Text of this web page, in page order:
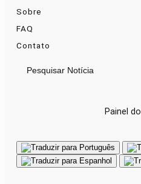
Sobre
FAQ
Contato
Pesquisar Notícia
Painel